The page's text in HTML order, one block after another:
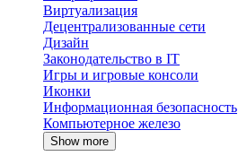
Виртуализация
Децентрализованные сети
Дизайн
Законодательство в IT
Игры и игровые консоли
Иконки
Информационная безопасность
Компьютерное железо
Show more